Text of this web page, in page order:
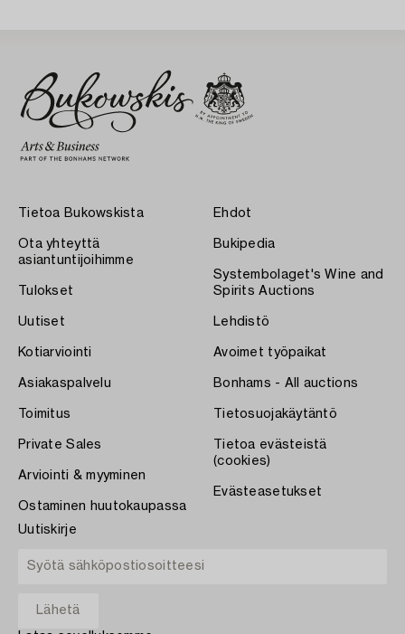
Tietoa Bukowskista
Ota yhteyttä
asiantuntijoihimme
Tulokset
Uutiset
Kotiarviointi
Asiakaspalvelu
Toimitus
Private Sales
Arviointi & myyminen
Ostaminen huutokaupassa
Ehdot
Bukipedia
Systembolaget's Wine and
Spirits Auctions
Lehdistö
Avoimet työpaikat
Bonhams - All auctions
Tietosuojakäytäntö
Tietoa evästeistä
(cookies)
Evästeasetukset
Uutiskirje